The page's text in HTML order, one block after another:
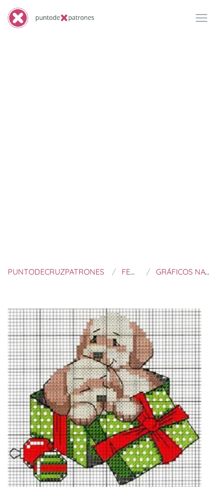
PUNTODECRUZPATRONES FELTROS E BORDADOS GRÁFICOS NAVIDEÑOS INFANTILES A PUNTO DE CRUZ